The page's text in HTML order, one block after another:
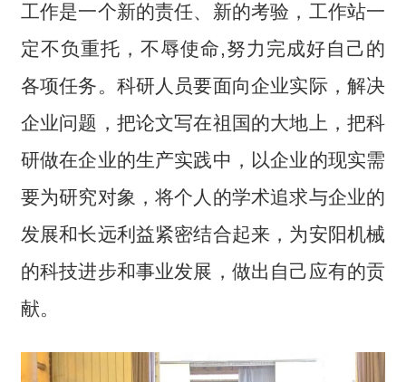
工作是一个新的责任、新的考验，工作站一
定不负重托，不辱使命,努力完成好自己的
各项任务。科研人员要面向企业实际，解决
企业问题，把论文写在祖国的大地上，把科
研做在企业的生产实践中，以企业的现实需
要为研究对象，将个人的学术追求与企业的
发展和长远利益紧密结合起来，为安阳机械
的科技进步和事业发展，做出自己应有的贡
献。